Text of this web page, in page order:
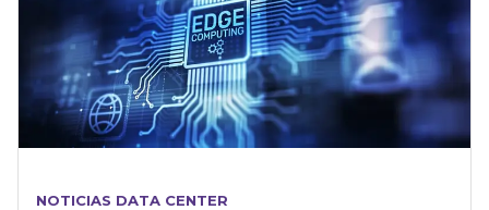
NOTICIAS DATA CENTER